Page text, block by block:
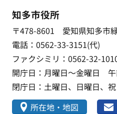
知多市役所
〒478-8601 愛知県知多市
電話：0562-33-3151(代)
ファクシミリ：0562-32-
開庁日：月曜日～金曜日
閉庁日：土曜日、日曜日、
所在地・地図